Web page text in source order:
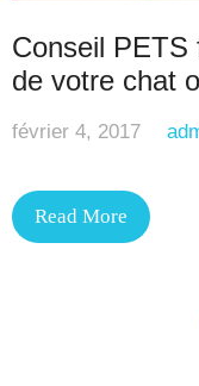
Conseil PETS
de votre chat
février 4, 2017
Read More